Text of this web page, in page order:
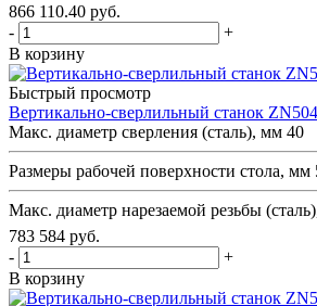
866 110.40 руб.
-
+
В корзину
Быстрый просмотр
Вертикально-сверлильный станок
Макс. диаметр сверления (сталь), мм 40
Размеры рабочей поверхности стола, мм
Макс. диаметр нарезаемой резьбы
783 584 руб.
-
+
В корзину